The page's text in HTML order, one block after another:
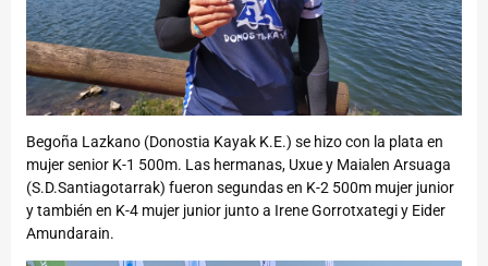
Begoña Lazkano (Donostia Kayak K.E.) se hizo con la plata en
mujer senior K-1 500m. Las hermanas, Uxue y Maialen Arsuaga
(S.D.Santiagotarrak) fueron segundas en K-2 500m mujer junior
y también en K-4 mujer junior junto a Irene Gorrotxategi y Eider
Amundarain.